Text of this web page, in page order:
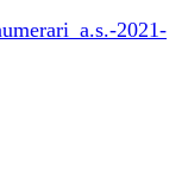
2021-